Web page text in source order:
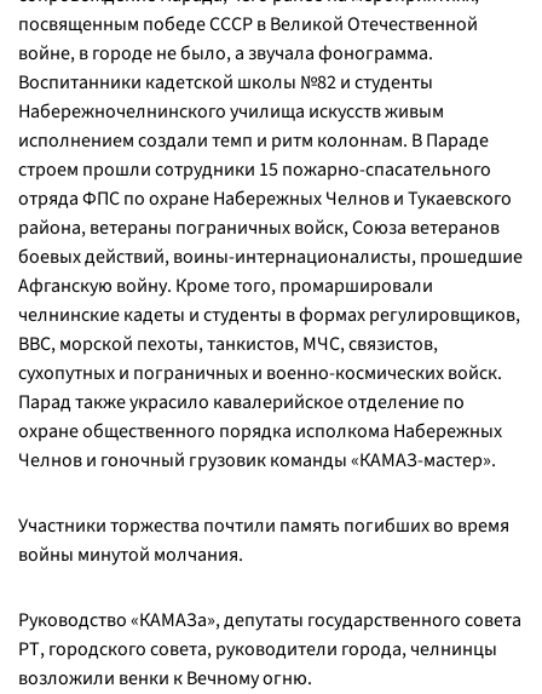
посвященным победе СССР в Великой Отечественной
войне, в городе не было, а звучала фонограмма.
Воспитанники кадетской школы №82 и студенты
Набережночелнинского училища искусств живым
исполнением создали темп и ритм колоннам. В Параде
строем прошли сотрудники 15 пожарно-спасательного
отряда ФПС по охране Набережных Челнов и Тукаевского
района, ветераны пограничных войск, Союза ветеранов
боевых действий, воины-интернационалисты, прошедшие
Афганскую войну. Кроме того, промаршировали
челнинские кадеты и студенты в формах регулировщиков,
ВВС, морской пехоты, танкистов, МЧС, связистов,
сухопутных и пограничных и военно-космических войск.
Парад также украсило кавалерийское отделение по
охране общественного порядка исполкома Набережных
Челнов и гоночный грузовик команды «КАМАЗ-мастер».
Участники торжества почтили память погибших во время
войны минутой молчания.
Руководство «КАМАЗа», депутаты государственного совета
РТ, городского совета, руководители города, челнинцы
возложили венки к Вечному огню.